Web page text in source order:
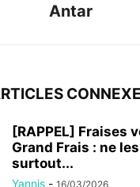
Antar
[RAPPEL] Fraises
Grand Frais : ne
surtout...
Yannis - 16/03/2026